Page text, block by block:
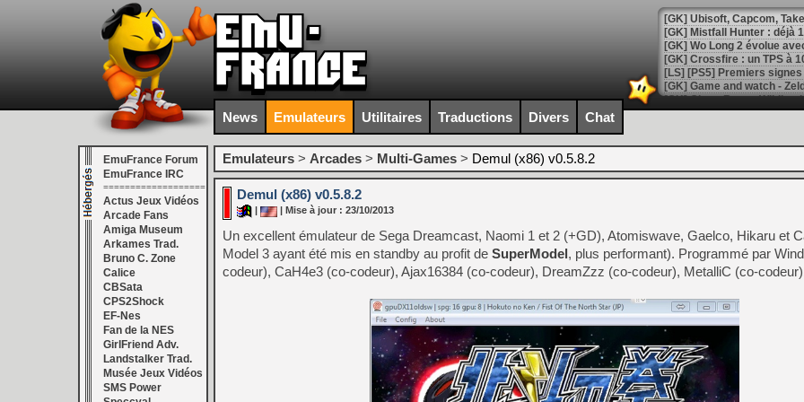
[GK] Mistfall Hunter : déjà
[GK] Wo Long 2 évolue
[GK] Crossfire : un TPS à
[LS] [PS5] Premiers
[Mo5] DOOM arrive en
[GK] Bethesda fête les 30
[GK] Roblox : l'action en
[GK] Agenda - GeForce
[GK] Devolver Digital en a
[LS] [PS5] ps5-y2jb-
[GK] Pourquoi Marvel
[GK] Test : Restory : Chill
[GK] GTA 6 : Rockstar
[GK] Hot Wheels Infinite
[GK] Mémoire cash -
[GK] Résultats Nintendo :
News Emulateurs Utilitaires Traductions Divers Chat
EmuFrance Forum
EmuFrance IRC
===================
Actus Jeux Vidéos
Arcade Fans
Amiga Museum
Arkames Trad.
Bruno C. Zone
Calice
CBSata
CPS2Shock
EF-Nes
Fan de la NES
GirlFriend Adv.
Landstalker Trad.
Musée Jeux Vidéos
SMS Power
Emulateurs > Arcades > Multi-Games > Demul (x86) v0.5.8.2
Demul (x86) v0.5.8.2
| Mise à jour : 23/10/2013
Un excellent émulateur de Sega Dreamcast, Naomi 1 et 2 (+GD), Atomiswave, Gaelco, Hikaru et
Model 3 ayant été mis en standby au profit de SuperModel, plus performant). Programmé par
codeur), CaH4e3 (co-codeur), Ajax16384 (co-codeur), DreamZzz (co-codeur), MetalliC (co-